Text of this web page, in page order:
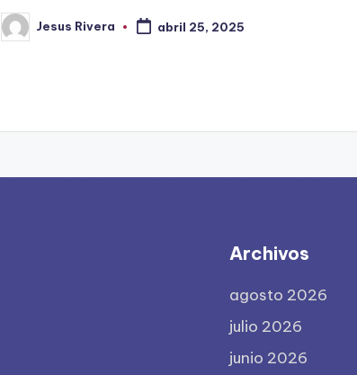
Publicado
por
Jesus Rivera abril 25, 2025
Archivos
agosto 2026
julio 2026
junio 2026